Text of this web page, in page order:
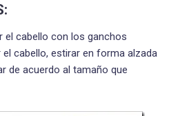
el cabello con los ganchos
cabello, estirar en forma alzada
de acuerdo al tamaño que